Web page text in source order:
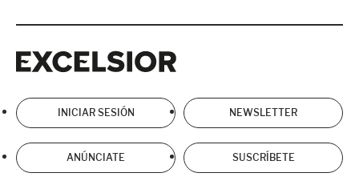
INICIAR SESIÓN NEWSLETTER
ANÚNCIATE SUSCRÍBETE